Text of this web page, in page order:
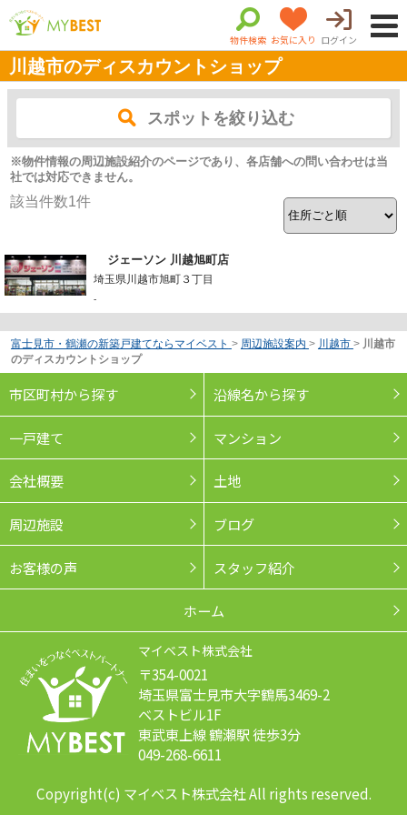
物件検索 お気に入り ログイン
川越市のディスカウントショップ
スポットを絞り込む
※物件情報の周辺施設紹介のページであり、各店舗への問い合わせは当
社では対応できません。
該当件数1件
ジェーソン 川越旭町店
埼玉県川越市旭町３丁目
-
富士見市・鶴瀬の新築戸建てならマイベスト > 周辺施設案内 > 川越市 > 川越市
のディスカウントショップ
市区町村から探す 沿線名から探す
一戸建て マンション
会社概要 土地
周辺施設 ブログ
お客様の声 スタッフ紹介
ホーム
マイベスト株式会社
〒354-0021
埼玉県富士見市大字鶴馬3469-2
ベストビル1F
東武東上線 鶴瀬駅 徒歩3分
049-268-6611
Copyright(c) マイベスト株式会社 All rights reserved.